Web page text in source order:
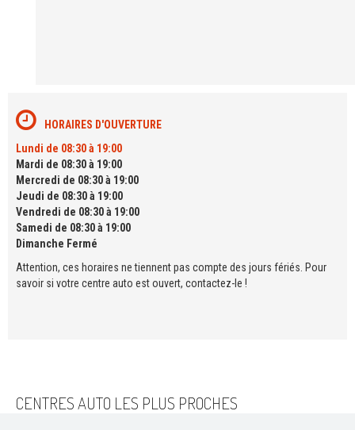
HORAIRES D'OUVERTURE
Lundi de 08:30 à 19:00
Mardi de 08:30 à 19:00
Mercredi de 08:30 à 19:00
Jeudi de 08:30 à 19:00
Vendredi de 08:30 à 19:00
Samedi de 08:30 à 19:00
Dimanche Fermé
Attention, ces horaires ne tiennent pas compte des jours fériés. Pour
savoir si votre centre auto est ouvert, contactez-le !
CENTRES AUTO LES PLUS PROCHES